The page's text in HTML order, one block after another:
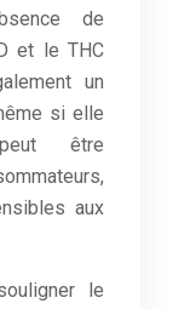
de
et le THC
un
si elle
être
aux
le